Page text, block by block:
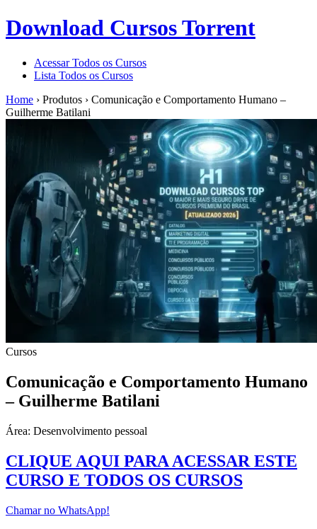
Download Cursos Torrent
Acessar Todos os Cursos
Lista Todos os Cursos
Home › Produtos › Comunicação e Comportamento Humano –
Guilherme Batilani
Cursos
Comunicação e Comportamento Humano
– Guilherme Batilani
Área: Desenvolvimento pessoal
CLIQUE AQUI PARA ACESSAR ESTE
CURSO E TODOS OS CURSOS
Chamar no WhatsApp!